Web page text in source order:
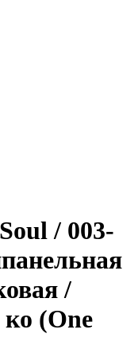
/ 003-
/
(One